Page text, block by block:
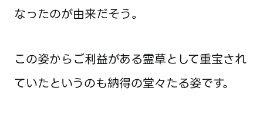
なったのが由来だそう。
この姿からご利益がある霊草として重宝され
ていたというのも納得の堂々たる姿です。